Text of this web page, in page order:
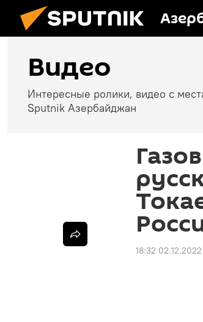
Видео
Интересные ролики, видео с
Sputnik Азербайджан
18:32 02.12.2022